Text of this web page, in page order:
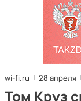
wi-fi.ru 28 апреля
Том Круз